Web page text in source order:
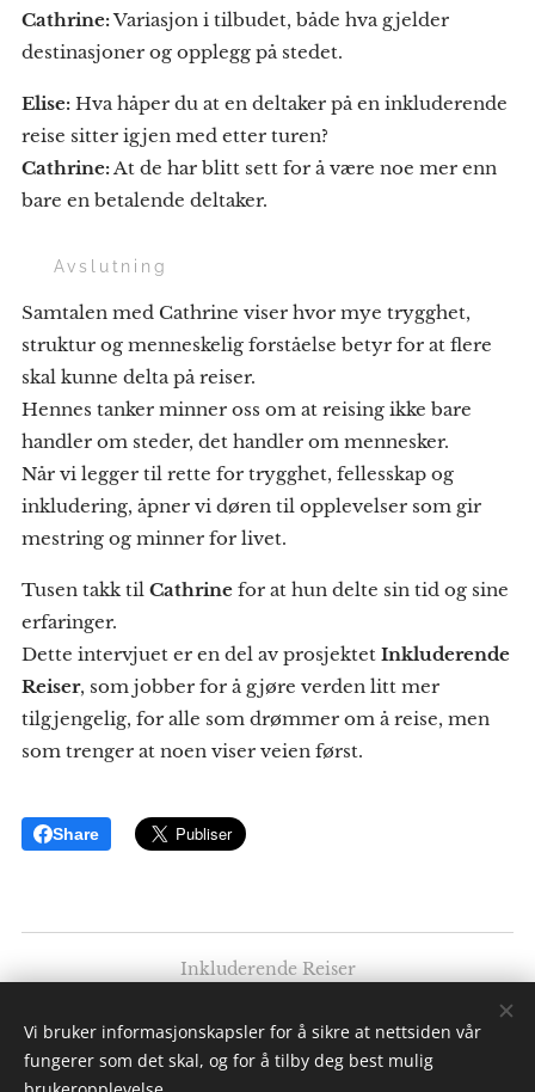
Cathrine:Variasjon i tilbudet, både hva gjelder
destinasjoner og opplegg på stedet.
Elise: Hva håper du at en deltaker på en inkluderende
reise sitter igjen med etter turen?
Cathrine: At de har blitt sett for å være noe mer enn
bare en betalende deltaker.
🌈 Avslutning
Samtalen med Cathrine viser hvor mye trygghet,
struktur og menneskelig forståelse betyr for at flere
skal kunne delta på reiser.
Hennes tanker minner oss om at reising ikke bare
handler om steder, det handler om mennesker.
Når vi legger til rette for trygghet, fellesskap og
inkludering, åpner vi døren til opplevelser som gir
mestring og minner for livet.
Tusen takk til Cathrine for at hun delte sin tid og sine
erfaringer.
Dette intervjuet er en del av prosjektet Inkluderende
Reiser, som jobber for å gjøre verden litt mer
tilgjengelig, for alle som drømmer om å reise, men
som trenger at noen viser veien først.
Share
Inkluderende Reiser
Alle rettigheter forbeholdt 2025
Informasjonskapsler
Vi bruker informasjonskapsler for å sikre at nettsiden vår
fungerer som det skal, og for å tilby deg best mulig